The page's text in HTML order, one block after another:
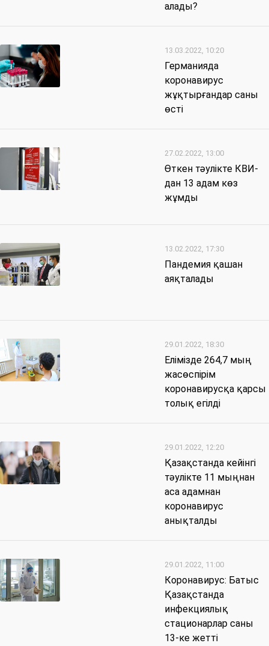
алады?
13.03.2022, 10:20
Германияда
коронавирус
жұқтырғандар саны
өсті
27.02.2022, 13:00
Өткен тәулікте КВИ-
дан 13 адам көз
жұмды
13.02.2022, 17:30
Пандемия қашан
аяқталады
29.01.2022, 18:30
Елімізде 264,7 мың
жасөспірім
коронавирусқа қарсы
толық егілді
29.01.2022, 12:20
Қазақстанда кейінгі
тәулікте 11 мыңнан
аса адамнан
коронавирус
анықталды
29.01.2022, 11:00
Коронавирус: Батыс
Қазақстанда
инфекциялық
стационарлар саны
13-ке жетті